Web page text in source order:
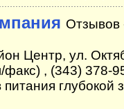
Центр, ул.
, (343) 378-
глубокой